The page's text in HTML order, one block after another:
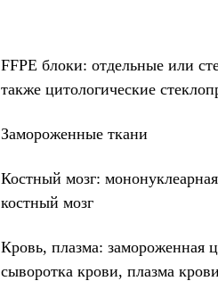
FFPE блоки: отдельные или
также цитологические
Замороженные ткани
Костный мозг:
костный мозг
Кровь, плазма: замороженная
сыворотка крови, плазма